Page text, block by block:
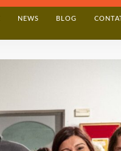
NEWS BLOG